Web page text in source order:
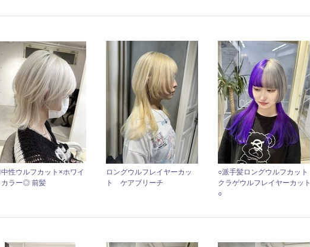
性ウルフカット×ホワイ
カラー◎ 前髪
ロングウルフレイヤーカッ
ト ケアブリーチ
○派手髪ロングウルフカット
クラゲウルフレイヤーカット
○